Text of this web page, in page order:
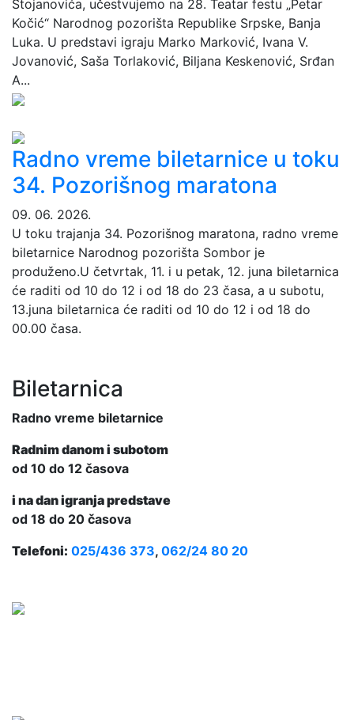
Stojanovića, učestvujemo na 28. Teatar festu „Petar
Kočić“ Narodnog pozorišta Republike Srpske, Banja
Luka. U predstavi igraju Marko Marković, Ivana V.
Jovanović, Saša Torlaković, Biljana Keskenović, Srđan
A...
Radno vreme biletarnice u toku
34. Pozorišnog maratona
09. 06. 2026.
U toku trajanja 34. Pozorišnog maratona, radno vreme
biletarnice Narodnog pozorišta Sombor je
produženo.U četvrtak, 11. i u petak, 12. juna biletarnica
će raditi od 10 do 12 i od 18 do 23 časa, a u subotu,
13.juna biletarnica će raditi od 10 do 12 i od 18 do
00.00 časa.
Biletarnica
Radno vreme biletarnice
Radnim danom i subotom
od 10 do 12 časova
i na dan igranja predstave
od 18 do 20 časova
Telefoni: 025/436 373, 062/24 80 20